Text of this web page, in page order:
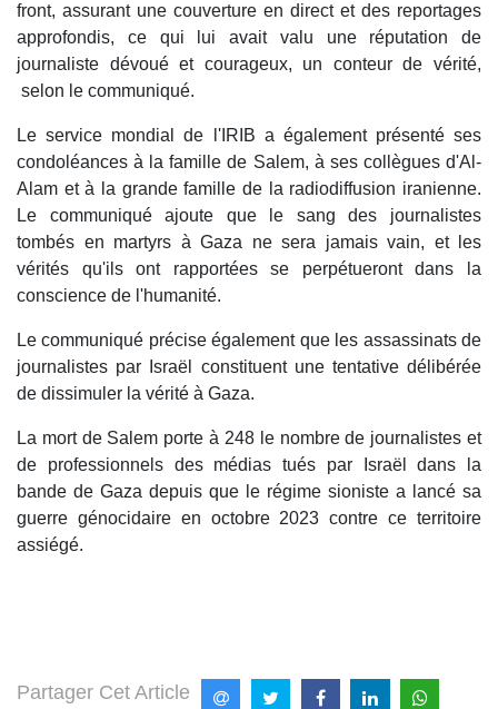
front, assurant une couverture en direct et des reportages
approfondis, ce qui lui avait valu une réputation de
journaliste dévoué et courageux, un conteur de vérité,
selon le communiqué.
Le service mondial de l'IRIB a également présenté ses
condoléances à la famille de Salem, à ses collègues d'Al-
Alam et à la grande famille de la radiodiffusion iranienne.
Le communiqué ajoute que le sang des journalistes
tombés en martyrs à Gaza ne sera jamais vain, et les
vérités qu'ils ont rapportées se perpétueront dans la
conscience de l'humanité.
Le communiqué précise également que les assassinats de
journalistes par Israël constituent une tentative délibérée
de dissimuler la vérité à Gaza.
La mort de Salem porte à 248 le nombre de journalistes et
de professionnels des médias tués par Israël dans la
bande de Gaza depuis que le régime sioniste a lancé sa
guerre génocidaire en octobre 2023 contre ce territoire
assiégé.
Partager Cet Article